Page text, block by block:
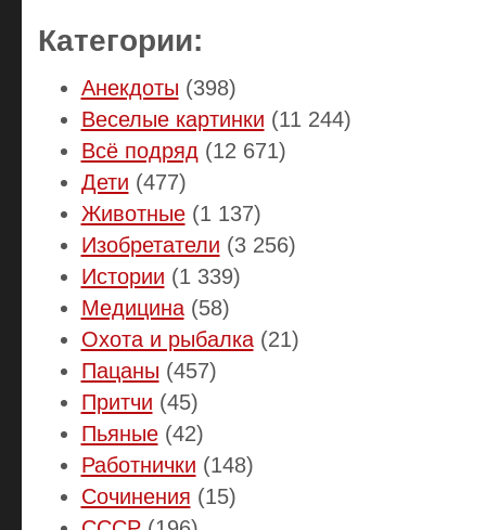
Категории:
Анекдоты (398)
Веселые картинки (11 244)
Всё подряд (12 671)
Дети (477)
Животные(1 137)
Изобретатели (3 256)
Истории (1 339)
Медицина(58)
Охота и рыбалка(21)
Пацаны (457)
Притчи (45)
Пьяные(42)
Работнички (148)
Сочинения (15)